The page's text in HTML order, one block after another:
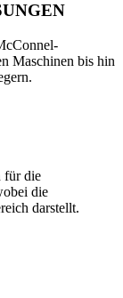
Maschinen bis hin
für die
die
darstellt.